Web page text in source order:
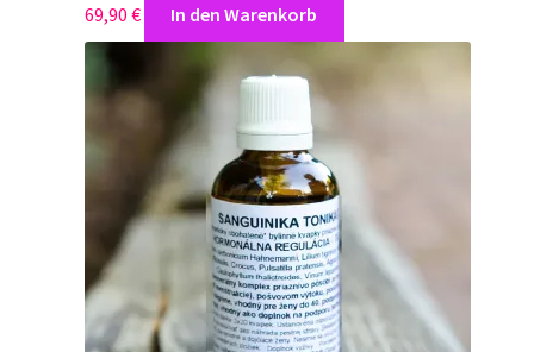
69,90 € In den Warenkorb